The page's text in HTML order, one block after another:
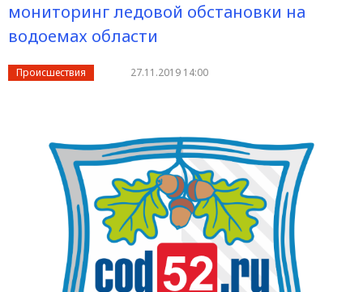
мониторинг ледовой обстановки на
водоемах области
Происшествия 27.11.2019 14:00